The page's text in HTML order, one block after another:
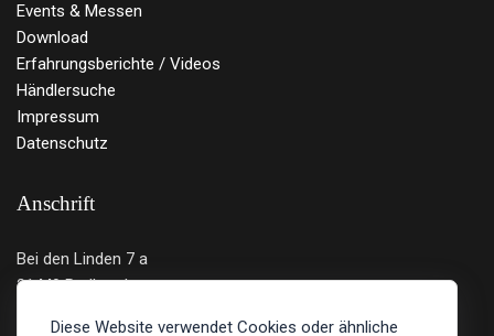
Events & Messen
Download
Erfahrungsberichte / Videos
Händlersuche
Impressum
Datenschutz
Anschrift
Bei den Linden 7 a
21449 Radbruch
Diese Website verwendet Cookies oder ähnliche